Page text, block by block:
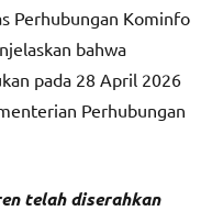
Perhubungan Kominfo
bahwa
pada 28 April 2026
Perhubungan
telah diserahkan